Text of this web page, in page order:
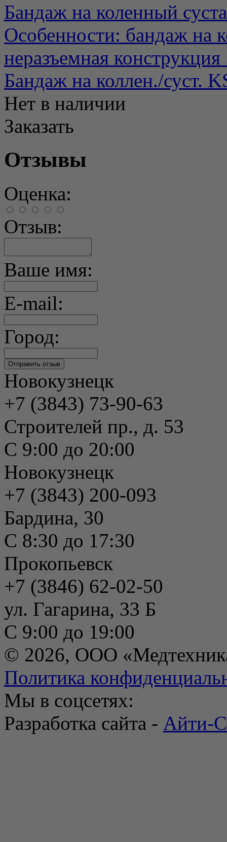
Бандаж на коленный
Особенности: бандаж на
неразъемная конструкция
Бандаж на коллен./суст.
Нет в наличии
Заказать
Отзывы
Оценка:
Отзыв:
Ваше имя:
E-mail:
Город:
Новокузнецк
+7 (3843) 73-90-63
Строителей пр., д. 53
С 9:00 до 20:00
Новокузнецк
+7 (3843) 200-093
Бардина, 30
С 8:30 до 17:30
Прокопьевск
+7 (3846) 62-02-50
ул. Гагарина, 33 Б
С 9:00 до 19:00
© 2026, ООО
Политика
Мы в соцсетях:
Разработка сайта - Айти-